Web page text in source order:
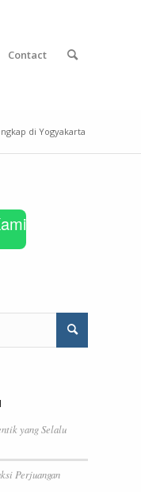
Contact
di Yogyakarta
yang Selalu
Perjuangan